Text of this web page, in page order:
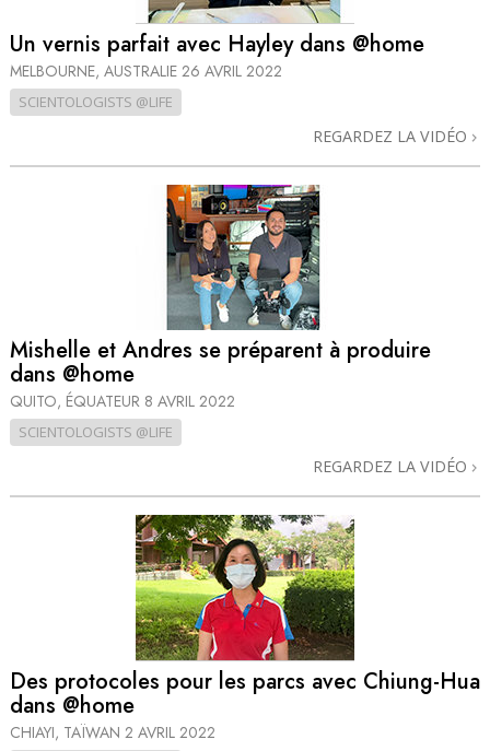
Un vernis parfait avec Hayley dans @home
MELBOURNE, AUSTRALIE 26 AVRIL 2022
SCIENTOLOGISTS @LIFE
REGARDEZ LA VIDÉO
Mishelle et Andres se préparent à produire
dans @home
QUITO, ÉQUATEUR 8 AVRIL 2022
SCIENTOLOGISTS @LIFE
REGARDEZ LA VIDÉO
Des protocoles pour les parcs avec Chiung-Hua
dans @home
CHIAYI, TAÏWAN 2 AVRIL 2022